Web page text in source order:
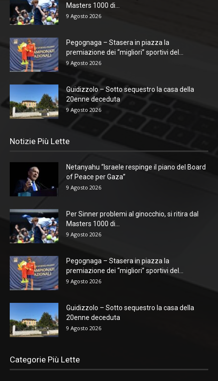
Masters 1000 di...
9 Agosto 2026
Pegognaga – Stasera in piazza la
premiazione dei “migliori” sportivi del...
9 Agosto 2026
Guidizzolo – Sotto sequestro la casa della
20enne deceduta
9 Agosto 2026
Notizie Più Lette
Netanyahu “Israele respinge il piano del Board
of Peace per Gaza”
9 Agosto 2026
Per Sinner problemi al ginocchio, si ritira dal
Masters 1000 di...
9 Agosto 2026
Pegognaga – Stasera in piazza la
premiazione dei “migliori” sportivi del...
9 Agosto 2026
Guidizzolo – Sotto sequestro la casa della
20enne deceduta
9 Agosto 2026
Categorie Più Lette